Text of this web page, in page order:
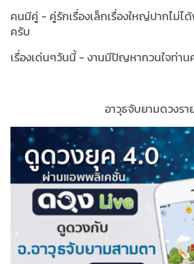
คนมีคู่ - คู่รักเรื่องเล็กเรื่องใหญ่ปากไม่ไ
ครับ
เรื่องเด่นๆวันนี้ - งานมีปัญหากวนใจท่าน
อาวุธจับยามดวงรา